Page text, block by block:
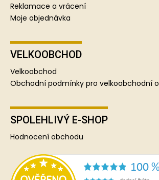
Reklamace a vrácení
Moje objednávka
VELKOOBCHOD
Velkoobchod
Obchodní podmínky pro velkoobchodní
SPOLEHLIVÝ E-SHOP
Hodnocení obchodu